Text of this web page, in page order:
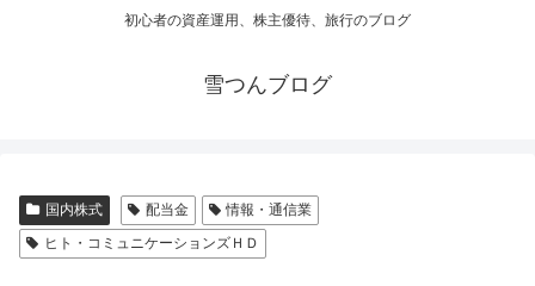
初心者の資産運用、株主優待、旅行のブログ
雪つんブログ
国内株式 配当金
情報・通信業
ヒト・コミュニケーションズＨＤ